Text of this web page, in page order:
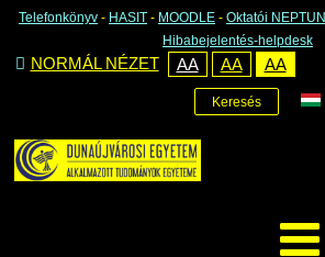
Telefonkönyv - HASIT - MOODLE - Oktatói NEPTUN
Hibabejelentés-helpdesk
NORMÁL NÉZET AA AA AA
Keresés